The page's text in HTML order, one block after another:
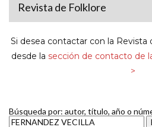
Revista de Folklore
Si desea contactar con la Revista
desde la sección de contacto de
>
Búsqueda por: autor, título, año o